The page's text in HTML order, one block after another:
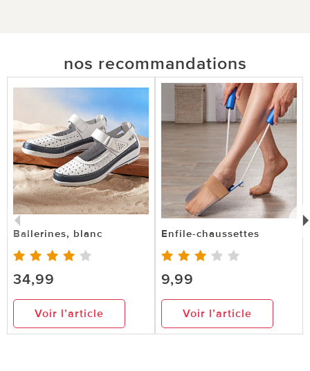
nos recommandations
Ballerines, blanc
34,99
Voir l’article
Enfile-chaussettes
9,99
Voir l’article